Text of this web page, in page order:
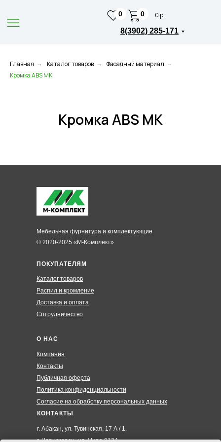
8(3902) 285-171
0 0 р.
0
Главная → Каталог товаров → Фасадный материал →
Кромка ABS МК
Кромка ABS МК
ПОКУПАТЕЛЯМ
Каталог товаров
Распил и кромление
Доставка и оплата
Сотрудничество
О НАС
Компания
Контакты
Публичная оферта
Политика конфиденциальности
Согласие на обработку персональных данных
КОНТАКТЫ
г. Абакан, ул. Тувинская, 17 А / 1.
г. Черногорск , ул. Мира 012А
© 2020-2025 «М-Комплект»
Мебельная фурнитура и комплектующие